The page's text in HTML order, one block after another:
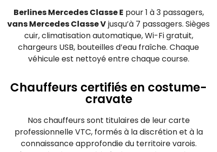
Berlines Mercedes Classe E pour 1 à 3 passagers,
vans Mercedes Classe Vjusqu’à 7 passagers. Sièges
cuir, climatisation automatique, Wi-Fi gratuit,
chargeurs USB, bouteilles d’eau fraîche. Chaque
véhicule est nettoyé entre chaque course.
Chauffeurs certifiés en costume-
cravate
Nos chauffeurs sont titulaires de leur carte
professionnelle VTC, formés à la discrétion et à la
connaissance approfondie du territoire varois.